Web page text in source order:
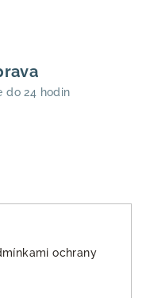
do 24 hodin
ochrany